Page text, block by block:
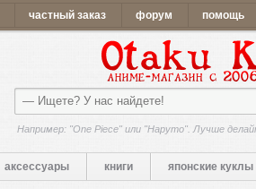
частный заказ форум помощь
Например: "One Piece" или "Наруто". Лучше
аксессуары книги японские куклы